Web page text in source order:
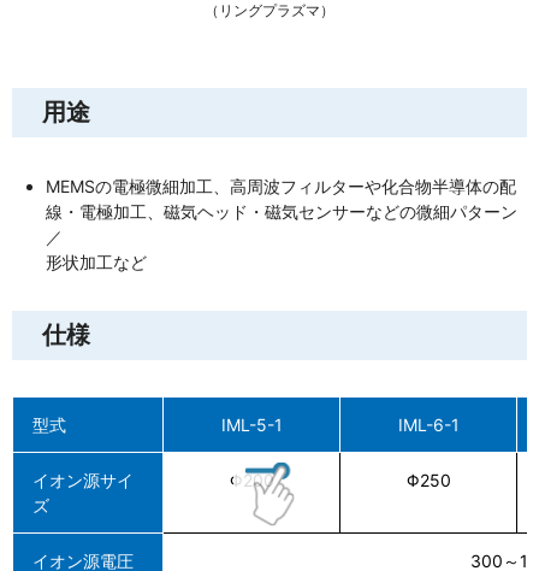
（リングプラズマ）
用途
MEMSの電極微細加工、高周波フィルターや化合物半導体の配
線・電極加工、磁気ヘッド・磁気センサーなどの微細パターン
／
形状加工など
仕様
型式 IML-5-1 IML-6-1
イオン源サイ
ズ
Φ200 Φ250
イオン源電圧 300～